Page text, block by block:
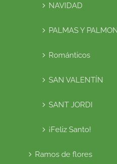
NAVIDAD
PALMAS Y
Románticos
SAN VALENTÍN
SANT JORDI
¡Feliz Santo!
Ramos de flores